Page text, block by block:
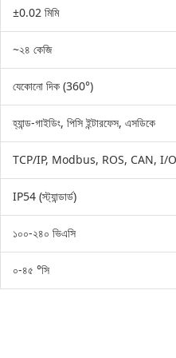
±0.02 মিমি
~২৪ কেজি
যেকোনো দিক (360°)
হ্যান্ড-গাইডিং, পিসি ইন্টারফেস, এসডিকে
TCP/IP, Modbus, ROS, CAN, I/O
IP54 (স্ট্যান্ডার্ড)
১০০-২৪০ ভিএসি
০-৪৫ °সি